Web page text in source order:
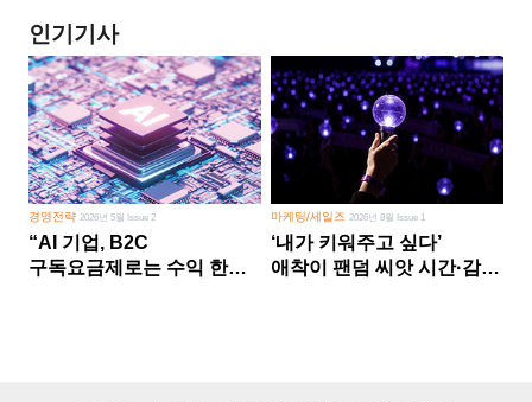
인기기사
경영전략 2026년 5월 Issue 2
“AI 기업, B2C
구독요금제로는 수익 한계
마케팅/세일즈 2026년 8월 Issue 1
‘내가 키워주고 싶다’
애착이 팬덤 씨앗 시간·감정